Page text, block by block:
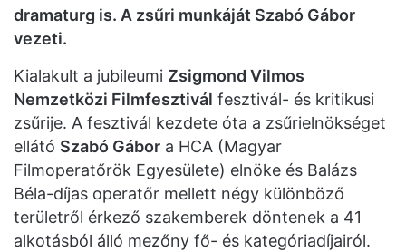
dramaturg is. A zsűri munkáját Szabó Gábor
vezeti.
Kialakult a jubileumi Zsigmond Vilmos
Nemzetközi Filmfesztivál fesztivál- és kritikusi
zsűrije. A fesztivál kezdete óta a zsűrielnökséget
ellátó Szabó Gábor a HCA (Magyar
Filmoperatőrök Egyesülete) elnöke és Balázs
Béla-díjas operatőr mellett négy különböző
területről érkező szakemberek döntenek a 41
alkotásból álló mezőny fő- és kategóriadíjairól.